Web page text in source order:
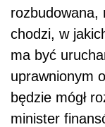
rozbudowana,
chodzi, w
ma być
uprawnionym
będzie mógł
minister